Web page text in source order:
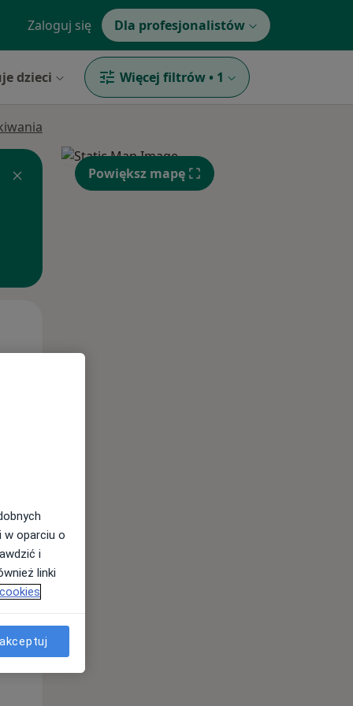
Zaloguj się Dla profesjonalistów
dzieci Więcej filtrów • 1
Wt,
Powiększ mapę
w oparciu o
i
linki